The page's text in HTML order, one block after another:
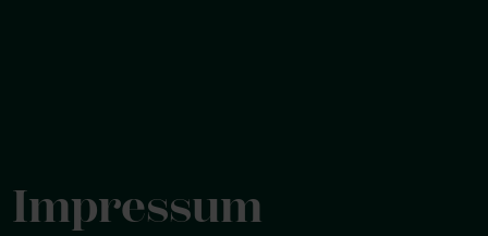
Impressum